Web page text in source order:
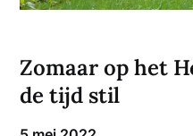
Zomaar op het
de tijd stil